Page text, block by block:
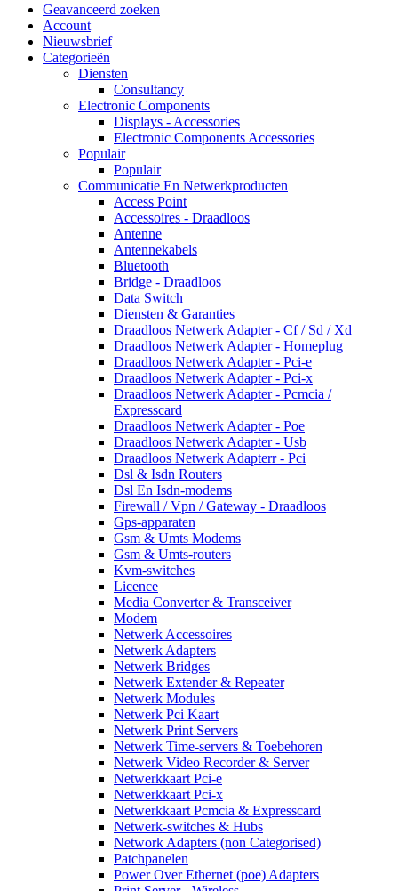
Geavanceerd zoeken
Account
Nieuwsbrief
Categorieën
Diensten
Consultancy
Electronic Components
Displays - Accessories
Electronic Components Accessories
Populair
Populair
Communicatie En Netwerkproducten
Access Point
Accessoires - Draadloos
Antenne
Antennekabels
Bluetooth
Bridge - Draadloos
Data Switch
Diensten & Garanties
Draadloos Netwerk Adapter - Cf / Sd / Xd
Draadloos Netwerk Adapter - Homeplug
Draadloos Netwerk Adapter - Pci-e
Draadloos Netwerk Adapter - Pci-x
Draadloos Netwerk Adapter - Pcmcia /
Expresscard
Draadloos Netwerk Adapter - Poe
Draadloos Netwerk Adapter - Usb
Draadloos Netwerk Adapterr - Pci
Dsl & Isdn Routers
Dsl En Isdn-modems
Firewall / Vpn / Gateway - Draadloos
Gps-apparaten
Gsm & Umts Modems
Gsm & Umts-routers
Kvm-switches
Licence
Media Converter & Transceiver
Modem
Netwerk Accessoires
Netwerk Adapters
Netwerk Bridges
Netwerk Extender & Repeater
Netwerk Modules
Netwerk Pci Kaart
Netwerk Print Servers
Netwerk Time-servers & Toebehoren
Netwerk Video Recorder & Server
Netwerkkaart Pci-e
Netwerkkaart Pci-x
Netwerkkaart Pcmcia & Expresscard
Netwerk-switches & Hubs
Network Adapters (non Categorised)
Patchpanelen
Power Over Ethernet (poe) Adapters